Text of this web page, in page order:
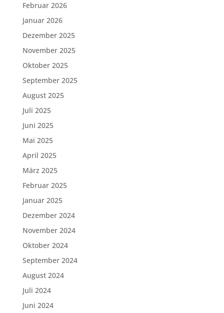
Februar 2026
Januar 2026
Dezember 2025
November 2025
Oktober 2025
September 2025
August 2025
Juli 2025
Juni 2025
Mai 2025
April 2025
März 2025
Februar 2025
Januar 2025
Dezember 2024
November 2024
Oktober 2024
September 2024
August 2024
Juli 2024
Juni 2024